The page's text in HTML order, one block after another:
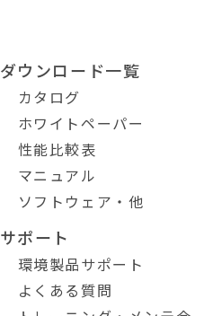
ダウンロード一覧
カタログ
ホワイトペーパー
性能比較表
マニュアル
ソフトウェア・他
サポート
環境製品サポート
よくある質問